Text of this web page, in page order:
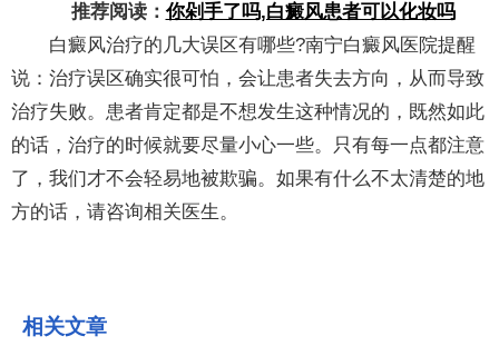
推荐阅读：你剁手了吗,白癜风患者可以化妆吗
白癜风治疗的几大误区有哪些?南宁白癜风医院提醒
说：治疗误区确实很可怕，会让患者失去方向，从而导致
治疗失败。患者肯定都是不想发生这种情况的，既然如此
的话，治疗的时候就要尽量小心一些。只有每一点都注意
了，我们才不会轻易地被欺骗。如果有什么不太清楚的地
方的话，请咨询相关医生。
相关文章